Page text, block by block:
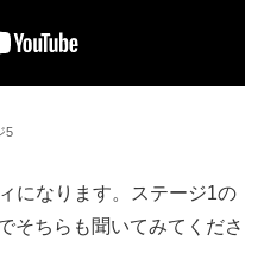
5
になります。ステージ1の
そちらも聞いてみてくださ